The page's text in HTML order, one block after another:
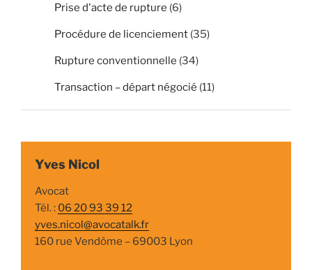
Prise d'acte de rupture (6)
Procédure de licenciement (35)
Rupture conventionnelle (34)
Transaction – départ négocié (11)
Yves Nicol
Avocat
Tél. : 06 20 93 39 12
yves.nicol@avocatalk.fr
160 rue Vendôme – 69003 Lyon